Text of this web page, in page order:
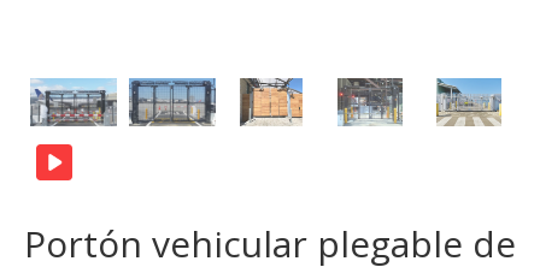
Portón vehicular plegable de